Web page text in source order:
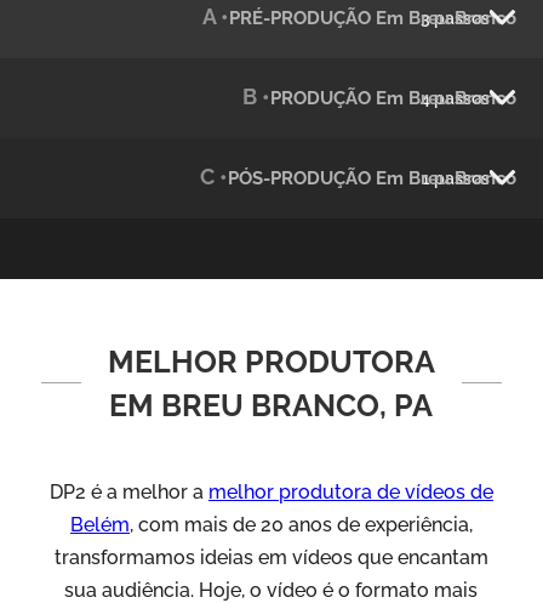
Julândia
Green Process
Vídeos de Produtos e Serviços
A •PRÉ-PRODUÇÃO Em Breu Branco
3 passos
B •PRODUÇÃO Em Breu Branco
4 passos
C •PÓS-PRODUÇÃO Em Breu Branco
1 passos
MELHOR PRODUTORA
EM BREU BRANCO, PA
DP2 é a melhor a melhor produtora de vídeos de
Belém, com mais de 20 anos de experiência,
transformamos ideias em vídeos que encantam
sua audiência. Hoje, o vídeo é o formato mais